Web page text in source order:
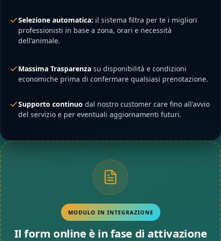
Selezione automatica: il sistema filtra per te i migliori
professionisti in base a zona, orari e necessità
dell'animale.
Massima Trasparenza su disponibilità e condizioni
economiche prima di confermare qualsiasi prenotazione.
Supporto continuo dal nostro customer care fino all'avvio
del servizio e per eventuali aggiornamenti futuri.
MODULO IN INTEGRAZIONE
Il form online è in fase di attivazione